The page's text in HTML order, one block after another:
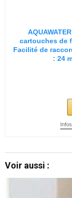
cartouches de
Facilité de
: 24
Infos
Voir aussi :